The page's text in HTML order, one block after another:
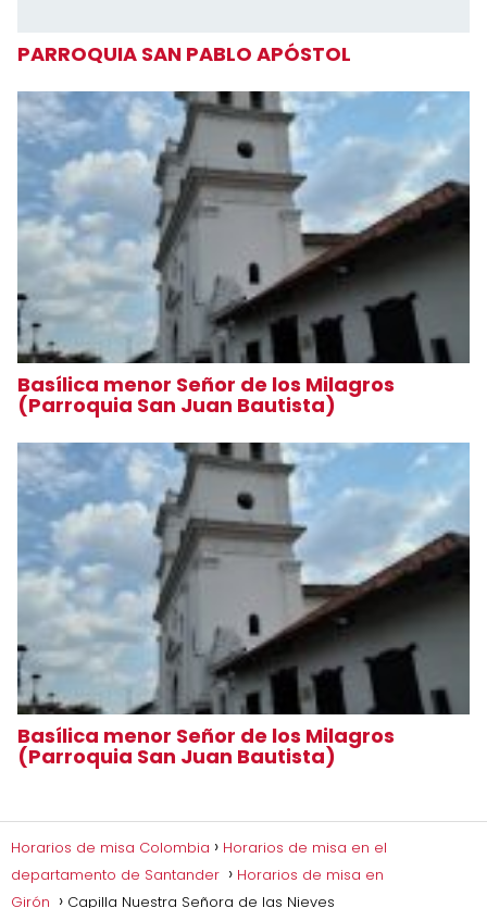
PARROQUIA SAN PABLO APÓSTOL
Basílica menor Señor de los Milagros
(Parroquia San Juan Bautista)
Basílica menor Señor de los Milagros
(Parroquia San Juan Bautista)
Horarios de misa Colombia
Horarios de misa en el
departamento de Santander
Horarios de misa en
Girón
Capilla Nuestra Señora de las Nieves